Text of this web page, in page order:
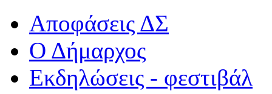
Αποφάσεις ΔΣ
Ο Δήμαρχος
Εκδηλώσεις - φεστιβάλ